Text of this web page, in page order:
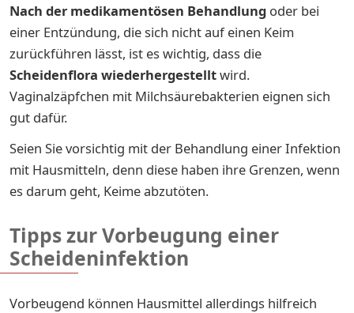
Nach der medikamentösen Behandlung oder bei
einer Entzündung, die sich nicht auf einen Keim
zurückführen lässt, ist es wichtig, dass die
Scheidenflora wiederhergestelltwird.
Vaginalzäpfchen mit Milchsäurebakterien eignen sich
gut dafür.
Seien Sie vorsichtig mit der Behandlung einer Infektion
mit Hausmitteln, denn diese haben ihre Grenzen, wenn
es darum geht, Keime abzutöten.
Tipps zur Vorbeugung einer
Scheideninfektion
Vorbeugend können Hausmittel allerdings hilfreich